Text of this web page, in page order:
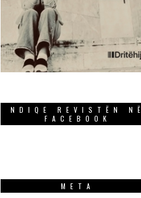
NDIQE REVISTËN NË
FACEBOOK
META